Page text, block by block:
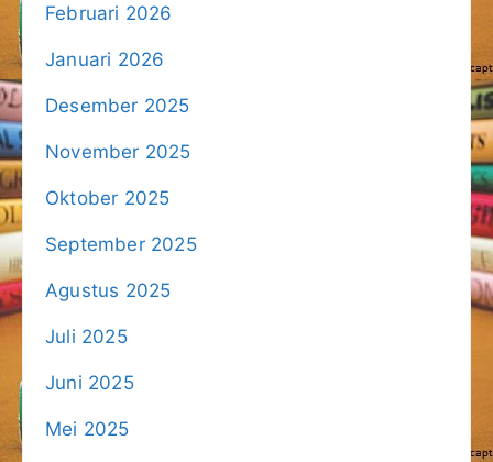
Februari 2026
Januari 2026
Desember 2025
November 2025
Oktober 2025
September 2025
Agustus 2025
Juli 2025
Juni 2025
Mei 2025